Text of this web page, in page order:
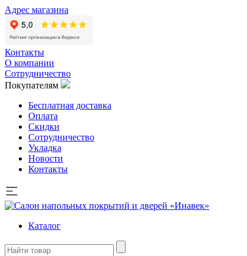
Адрес магазина
Контакты
О компании
Сотрудничество
Покупателям
Бесплатная доставка
Оплата
Скидки
Сотрудничество
Укладка
Новости
Контакты
Каталог